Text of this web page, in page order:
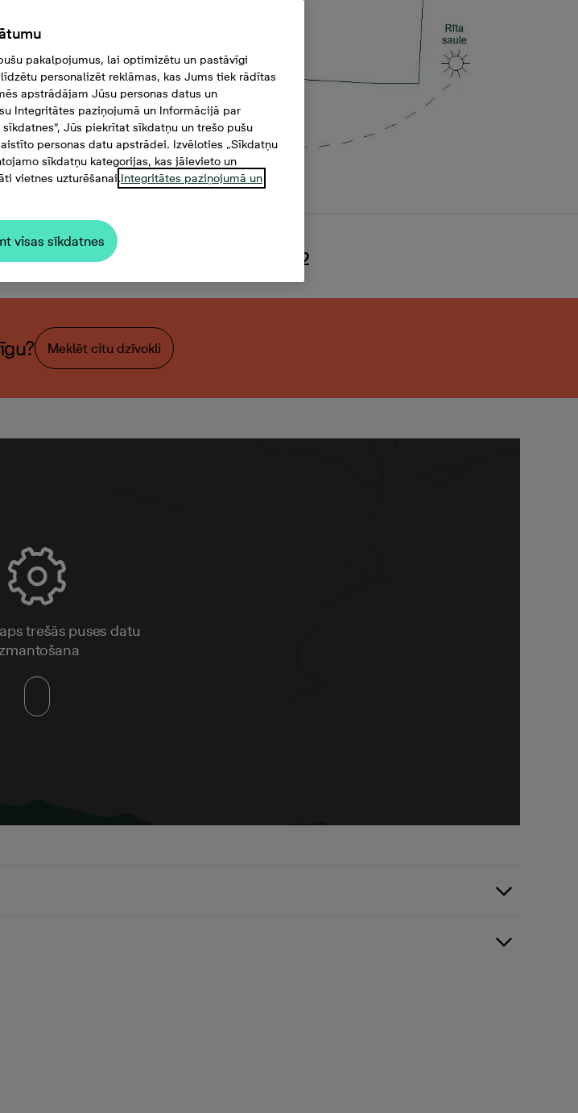
Platība 72,6 m²
Meklēt citu dzīvokli
trešās puses datu
pakalpojumus, lai optimizētu un pastāvīgi
personalizēt reklāmas, kas Jums tiek rādītas
apstrādājam Jūsu personas datus un
Integritātes paziņojumā un Informācijā par
Jūs piekrītat sīkdatņu un trešo pušu
personas datu apstrādei. Izvēloties „Sīkdatņu
sīkdatņu kategorijas, kas jāievieto un
vietnes uzturēšanai.Integritātes paziņojumā un
visas sīkdatnes